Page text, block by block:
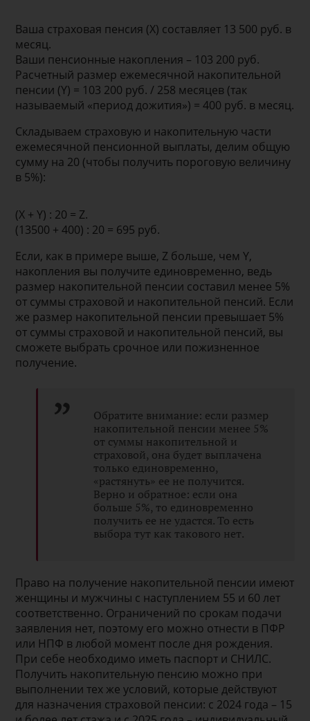
Ваша страховая пенсия (X) составляет 13 500 руб. в
месяц.
Ваши пенсионные накопления – 103 200 руб.
Расчетный размер ежемесячной накопительной
пенсии (Y) = 103 200 руб. / 258 месяцев (так
называемый «период дожития») = 400 руб. в месяц.
Складываем страховую и накопительную части
ежемесячной пенсионной выплаты, делим общую
сумму на 20 (чтобы получить пороговую величину
в 5%):
(X + Y) : 20 = Z.
(13500 + 400) : 20 = 695 руб.
Если, как в примере выше, Z больше, чем Y,
накопления вы получите единовременно, ведь
размер накопительной пенсии составил менее 5%
от суммы страховой и накопительной пенсий. Если
же размер накопительной пенсии превышает 5%
от суммы страховой и накопительной пенсий, вы
сможете выбрать срочное или пожизненное
получение.
Обратите внимание: если размер
накопительной пенсии менее 5%
от суммы накопительной и
страховой, она будет выплачена
только единовременно,
«растянуть» ее не получится.
Верно и обратное: если она
больше 5%, то единовременно
получить ее не удастся. То есть
выбора тут как такового нет.
Право на получение накопительной пенсии имеют
женщины и мужчины с наступлением 55 и 60 лет
соответственно. Ограничений по срокам подачи
заявления нет, поэтому его можно отнести в ПФР
или НПФ в любой момент после дня рождения.
При себе необходимо иметь паспорт и СНИЛС.
Получить накопительную пенсию можно при
выполнении тех же условий, которые действуют
для назначения страховой пенсии: с 2024 года – 15